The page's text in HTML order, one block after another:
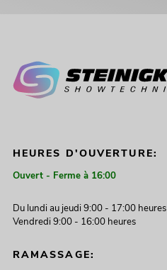
HEURES D'OUVERTURE:
Ouvert - Ferme à 16:00
Du lundi au jeudi 9:00 - 17:00 heures
Vendredi 9:00 - 16:00 heures
RAMASSAGE: